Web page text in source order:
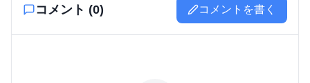
コメント (0) コメントを書く